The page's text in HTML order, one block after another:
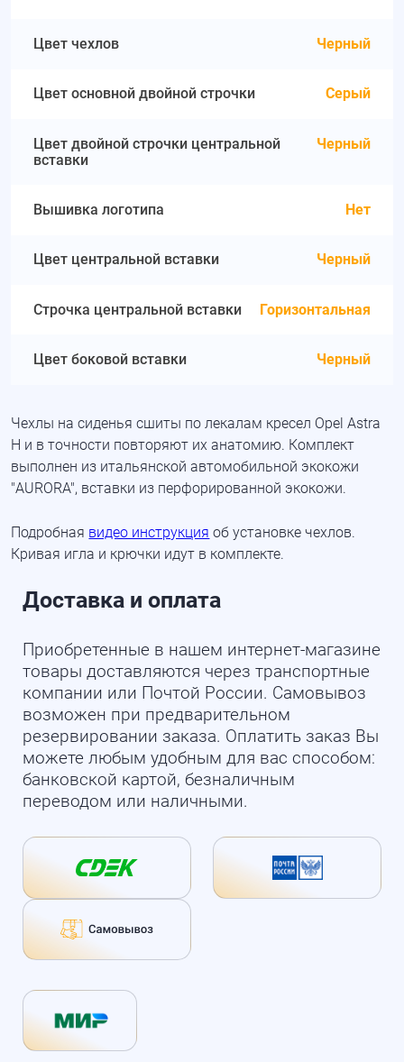
Цвет чехлов Черный
Цвет основной двойной строчки Серый
Цвет двойной строчки центральной
вставки
Черный
Вышивка логотипа Нет
Цвет центральной вставки Черный
Строчка центральной вставки Горизонтальная
Цвет боковой вставки Черный
Чехлы на сиденья сшиты по лекалам кресел Opel Astra
H и в точности повторяют их анатомию. Комплект
выполнен из итальянской автомобильной экокожи
"AURORA", вставки из перфорированной экокожи.
Подробная видео инструкция об установке чехлов.
Кривая игла и крючки идут в комплекте.
Доставка и оплата
Приобретенные в нашем интернет-магазине
товары доставляются через транспортные
компании или Почтой России. Самовывоз
возможен при предварительном
резервировании заказа. Оплатить заказ Вы
можете любым удобным для вас способом:
банковской картой, безналичным
переводом или наличными.